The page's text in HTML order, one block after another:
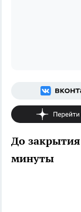
До
минуты